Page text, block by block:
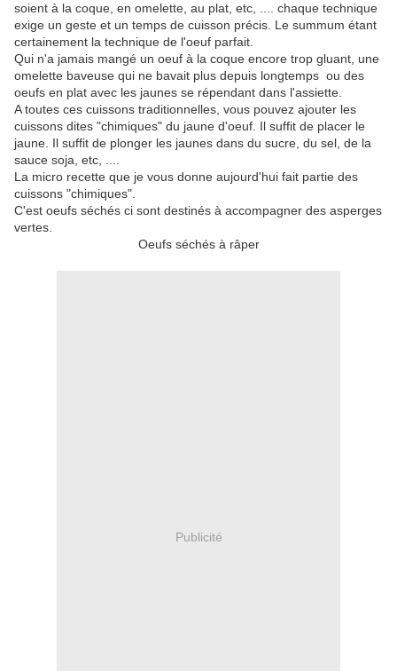
soient à la coque, en omelette, au plat, etc, .... chaque technique
exige un geste et un temps de cuisson précis. Le summum étant
certainement la technique de l'oeuf parfait.
Qui n'a jamais mangé un oeuf à la coque encore trop gluant, une
omelette baveuse qui ne bavait plus depuis longtemps ou des
oeufs en plat avec les jaunes se répendant dans l'assiette.
A toutes ces cuissons traditionnelles, vous pouvez ajouter les
cuissons dites "chimiques" du jaune d'oeuf. Il suffit de placer le
jaune. Il suffit de plonger les jaunes dans du sucre, du sel, de la
sauce soja, etc, ....
La micro recette que je vous donne aujourd'hui fait partie des
cuissons "chimiques".
C'est oeufs séchés ci sont destinés à accompagner des asperges
vertes.
Oeufs séchés à râper
Publicité